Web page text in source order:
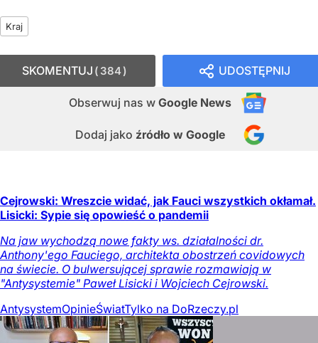
Kraj
UDOSTĘPNIJ
Obserwuj nas w Google News
Dodaj jako źródło w Google
SKOMENTUJ 384
Cejrowski: Wreszcie widać, jak Fauci wszystkich okłamał.
Lisicki: Sypie się opowieść o pandemii
Na jaw wychodzą nowe fakty ws. działalności dr.
Anthony'ego Fauciego, architekta obostrzeń covidowych
na świecie. O bulwersującej sprawie rozmawiają w
"Antysystemie" Paweł Lisicki i Wojciech Cejrowski.
AntysystemOpinieŚwiatTylko na DoRzeczy.pl